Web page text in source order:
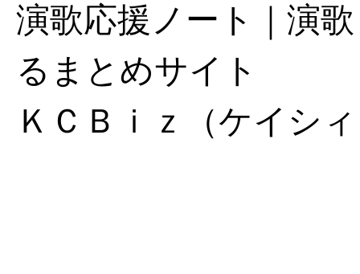
演歌応援ノート｜演
るまとめサイト
ＫＣＢｉｚ（ケイシ